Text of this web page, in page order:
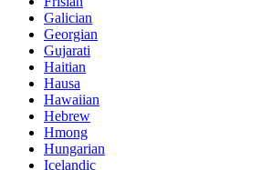
Galician
Georgian
Gujarati
Haitian
Hausa
Hawaiian
Hebrew
Hmong
Hungarian
Icelandic